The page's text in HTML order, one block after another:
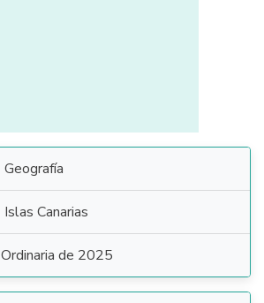
Geografía
Islas Canarias
Ordinaria de 2025